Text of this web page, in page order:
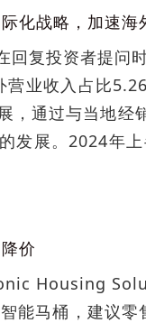
化战略，加速海
回复投资者提问
营业收入占比
，通过与当地经
发展。2024年
价
Housing
能马桶，建议零